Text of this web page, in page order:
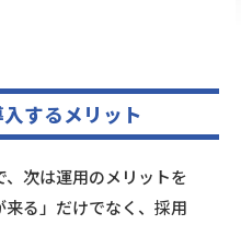
するメリット
次は運用のメリットを
る」だけでなく、採用